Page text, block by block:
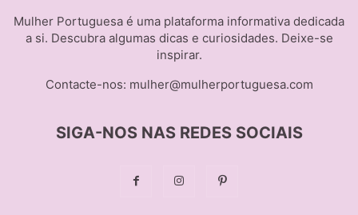
Mulher Portuguesa é uma plataforma informativa dedicada
a si. Descubra algumas dicas e curiosidades. Deixe-se
inspirar.
Contacte-nos: mulher@mulherportuguesa.com
SIGA-NOS NAS REDES SOCIAIS